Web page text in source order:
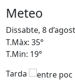
Meteo
Dissabte, 8 d’agost
T.Màx: 35°
T.Min: 19°
Tarda